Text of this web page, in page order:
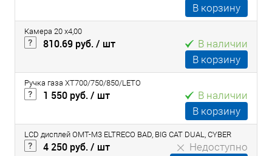
В корзину
Камера 20 х4,00
810.69 руб./ шт
В наличии
В корзину
Ручка газа ХТ700/750/850/LETO
1 550 руб./ шт
В наличии
В корзину
LCD дисплей OMT-M3 ELTRECO BAD, BIG CAT DUAL, CYBER
4 250 руб./ шт
Недоступно